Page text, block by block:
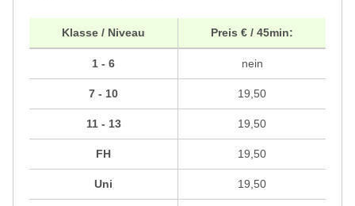
Klasse / Niveau
1 - 6
7 - 10
11 - 13
FH
Uni
Preis € / 45min:
nein
19,50
19,50
19,50
19,50